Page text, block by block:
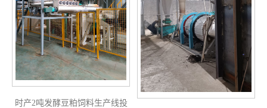
时产2吨发酵豆粕饲料生产线投